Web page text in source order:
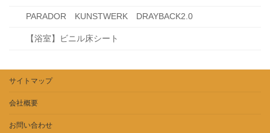
PARADOR KUNSTWERK DRAYBACK2.0
【浴室】ビニル床シート
サイトマップ
会社概要
お問い合わせ